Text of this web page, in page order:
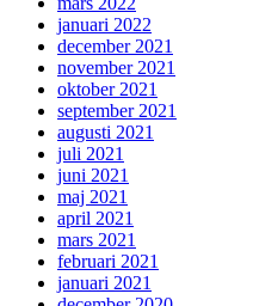
januari 2022
december 2021
november 2021
oktober 2021
september 2021
augusti 2021
juli 2021
juni 2021
maj 2021
april 2021
mars 2021
februari 2021
januari 2021